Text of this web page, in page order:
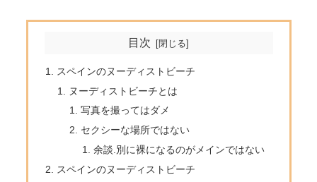
目次
スペインのヌーディストビーチ
ヌーディストビーチとは
写真を撮ってはダメ
セクシーな場所ではない
余談.別に裸になるのがメインではない
スペインのヌーディストビーチ